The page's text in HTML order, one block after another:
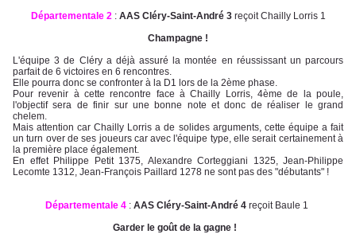
Départementale 2 : AAS Cléry-Saint-André 3 reçoit Chailly Lorris 1
Champagne !
L'équipe 3 de Cléry a déjà assuré la montée en réussissant un parcours
parfait de 6 victoires en 6 rencontres.
Elle pourra donc se confronter à la D1 lors de la 2ème phase.
Pour revenir à cette rencontre face à Chailly Lorris, 4ème de la poule,
l'objectif sera de finir sur une bonne note et donc de réaliser le grand
chelem.
Mais attention car Chailly Lorris a de solides arguments, cette équipe a fait
un turn over de ses joueurs car avec l'équipe type, elle serait certainement à
la première place également.
En effet Philippe Petit 1375, Alexandre Corteggiani 1325, Jean-Philippe
Lecomte 1312, Jean-François Paillard 1278 ne sont pas des "débutants" !
Départementale 4 : AAS Cléry-Saint-André 4 reçoit Baule 1
Garder le goût de la gagne !